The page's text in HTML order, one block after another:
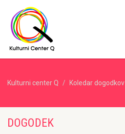
Kulturni center Q Koledar dogodkov
DOGODEK